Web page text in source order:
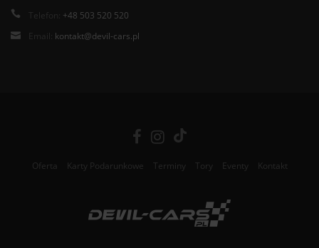
Telefon: +48 503 520 520
Email: kontakt@devil-cars.pl
Oferta Karty Podarunkowe Terminy Tory Eventy Kontakt